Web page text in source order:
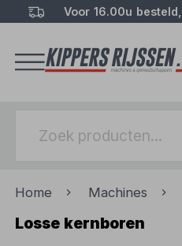
Voor 16.00u
Home Machines
Losse kernboren